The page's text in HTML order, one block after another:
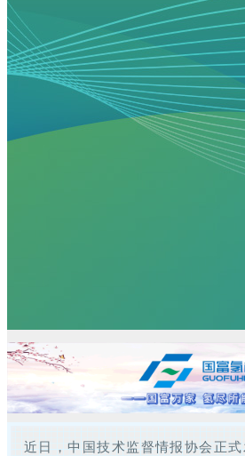
近日，中国技术监督情报协会正式